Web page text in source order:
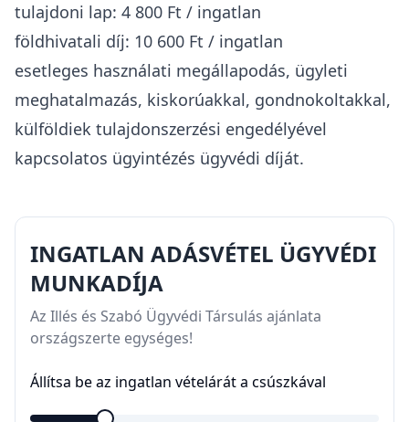
tulajdoni lap: 4 800 Ft / ingatlan
földhivatali díj: 10 600 Ft / ingatlan
esetleges használati megállapodás, ügyleti
meghatalmazás, kiskorúakkal, gondnokoltakkal,
külföldiek tulajdonszerzési engedélyével
kapcsolatos ügyintézés ügyvédi díját.
INGATLAN ADÁSVÉTEL ÜGYVÉDI
MUNKADÍJA
Az Illés és Szabó Ügyvédi Társulás ajánlata
országszerte egységes!
Állítsa be az ingatlan vételárát a csúszkával